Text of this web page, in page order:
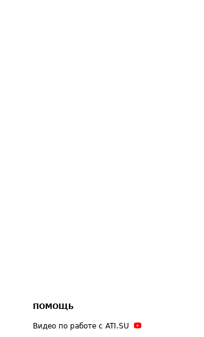
ПОМОЩЬ
Видео по работе с ATI.SU